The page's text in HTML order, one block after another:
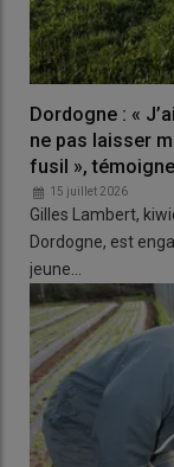
Dordogne : «
ne pas laisser
fusil »,
15 juillet 2026
Gilles Lambert,
Dordogne, est
jeune…